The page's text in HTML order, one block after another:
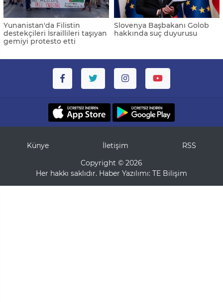
Yunanistan'da Filistin
destekçileri İsraillileri taşıyan
gemiyi protesto etti
Slovenya Başbakanı Golob
hakkında suç duyurusu
Künye İletişim
RSS
Copyright © 2026
Her hakkı saklıdır. Haber Yazılımı: TE Bilişim